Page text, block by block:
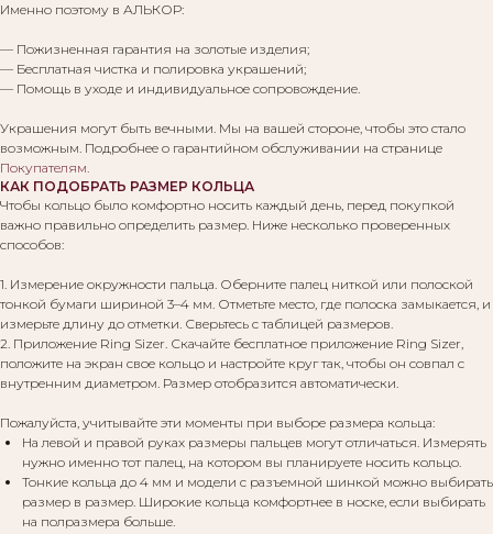
Именно поэтому в АЛЬКОР:
— Пожизненная гарантия на золотые изделия;
— Бесплатная чистка и полировка украшений;
— Помощь в уходе и индивидуальное сопровождение.
Украшения могут быть вечными. Мы на вашей стороне, чтобы это стало
возможным. Подробнее о гарантийном обслуживании на странице
Покупателям.
КАК ПОДОБРАТЬ РАЗМЕР КОЛЬЦА
Чтобы кольцо было комфортно носить каждый день, перед покупкой
важно правильно определить размер. Ниже несколько проверенных
способов:
1. Измерение окружности пальца. Оберните палец ниткой или полоской
тонкой бумаги шириной 3–4 мм. Отметьте место, где полоска замыкается, и
измерьте длину до отметки. Сверьтесь с таблицей размеров.
2. Приложение Ring Sizer. Скачайте бесплатное приложение Ring Sizer,
положите на экран свое кольцо и настройте круг так, чтобы он совпал с
внутренним диаметром. Размер отобразится автоматически.
Пожалуйста, учитывайте эти моменты при выборе размера кольца:
На левой и правой руках размеры пальцев могут отличаться. Измерять
нужно именно тот палец, на котором вы планируете носить кольцо.
Тонкие кольца до 4 мм и модели с разъемной шинкой можно выбирать
размер в размер. Широкие кольца комфортнее в носке, если выбирать
на полразмера больше.